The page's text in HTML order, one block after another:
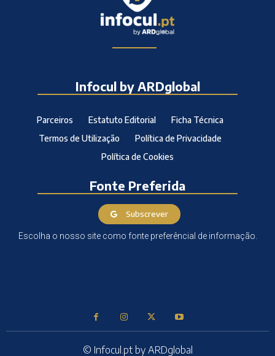
Infocul by ARDglobal
Parceiros Estatuto Editorial
Ficha Técnica
Termos de Utilização
Política de Privacidade
Política de Cookies
Fonte Preferida
Subscrever
Escolha o nosso site como fonte preferêncial de informação.
© Infocul.pt by ARDglobal